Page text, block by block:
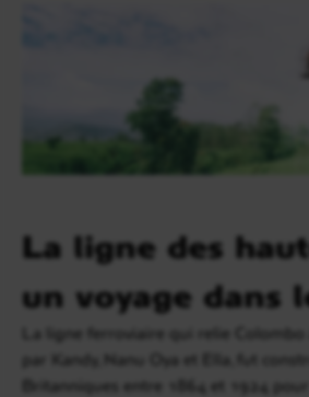
La ligne des
un voyage dans
La ligne ferroviaire qui relie Colombo
par Kandy, Nanu Oya et Ella, fut
Britanniques entre 1864 et 1924